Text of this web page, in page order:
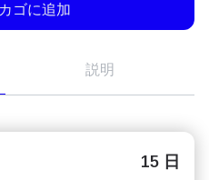
ゴに追加
説明
15 日